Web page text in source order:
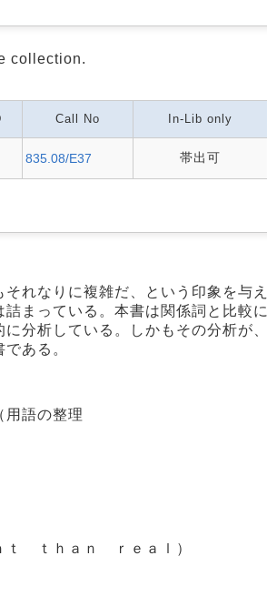
collection.
Call No In-Lib only
835.08/E37 帯出可
れなりに複雑だ、という印象を与
まっている。本書は関係詞と比較
分析している。しかもその分析が
ある。
語の整理
ｔ ｔｈａｎ ｒｅａｌ）